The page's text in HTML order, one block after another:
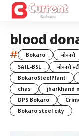
blood
# Bokaro बोकारो
SAIL-BSL
बोकारो
BokaroSteelPlant
chas
jharkhand
DPS Bokaro
Bokaro steel city